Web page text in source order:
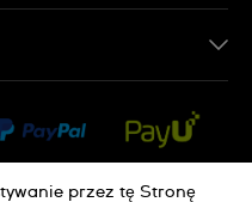
przez tę Stronę